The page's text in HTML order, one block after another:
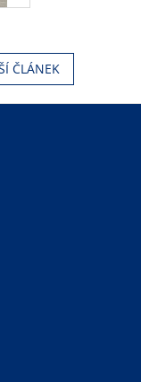
ČLÁNEK